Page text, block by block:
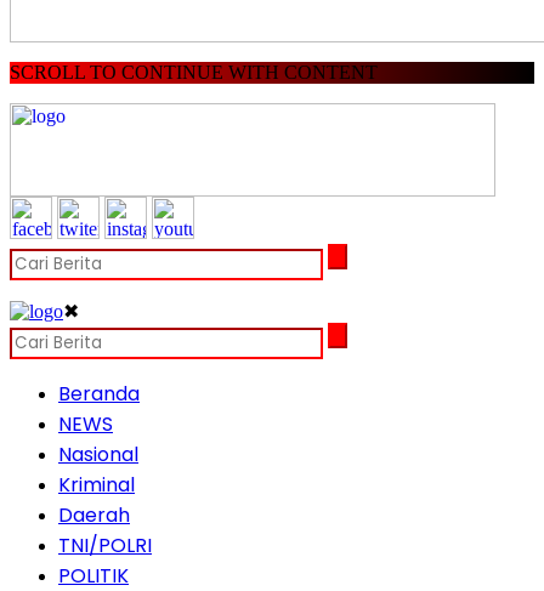
SCROLL TO CONTINUE WITH CONTENT
✖
Beranda
NEWS
Nasional
Kriminal
Daerah
TNI/POLRI
POLITIK